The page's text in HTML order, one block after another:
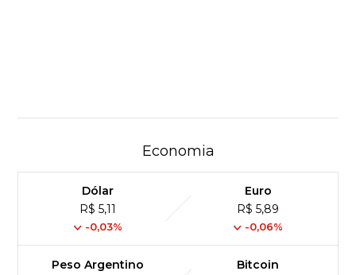
Economia
Dólar
R$ 5,11
-0,03%
Euro
R$ 5,89
-0,06%
Peso Argentino
Bitcoin